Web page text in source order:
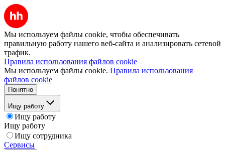
Мы используем файлы cookie, чтобы обеспечивать
правильную работу нашего веб-сайта и анализировать сетевой
трафик.
Правила использования файлов cookie
Мы используем файлы cookie. Правила использования
файлов cookie
Понятно
Ищу работу
Ищу работу
Ищу работу
Ищу сотрудника
Сервисы